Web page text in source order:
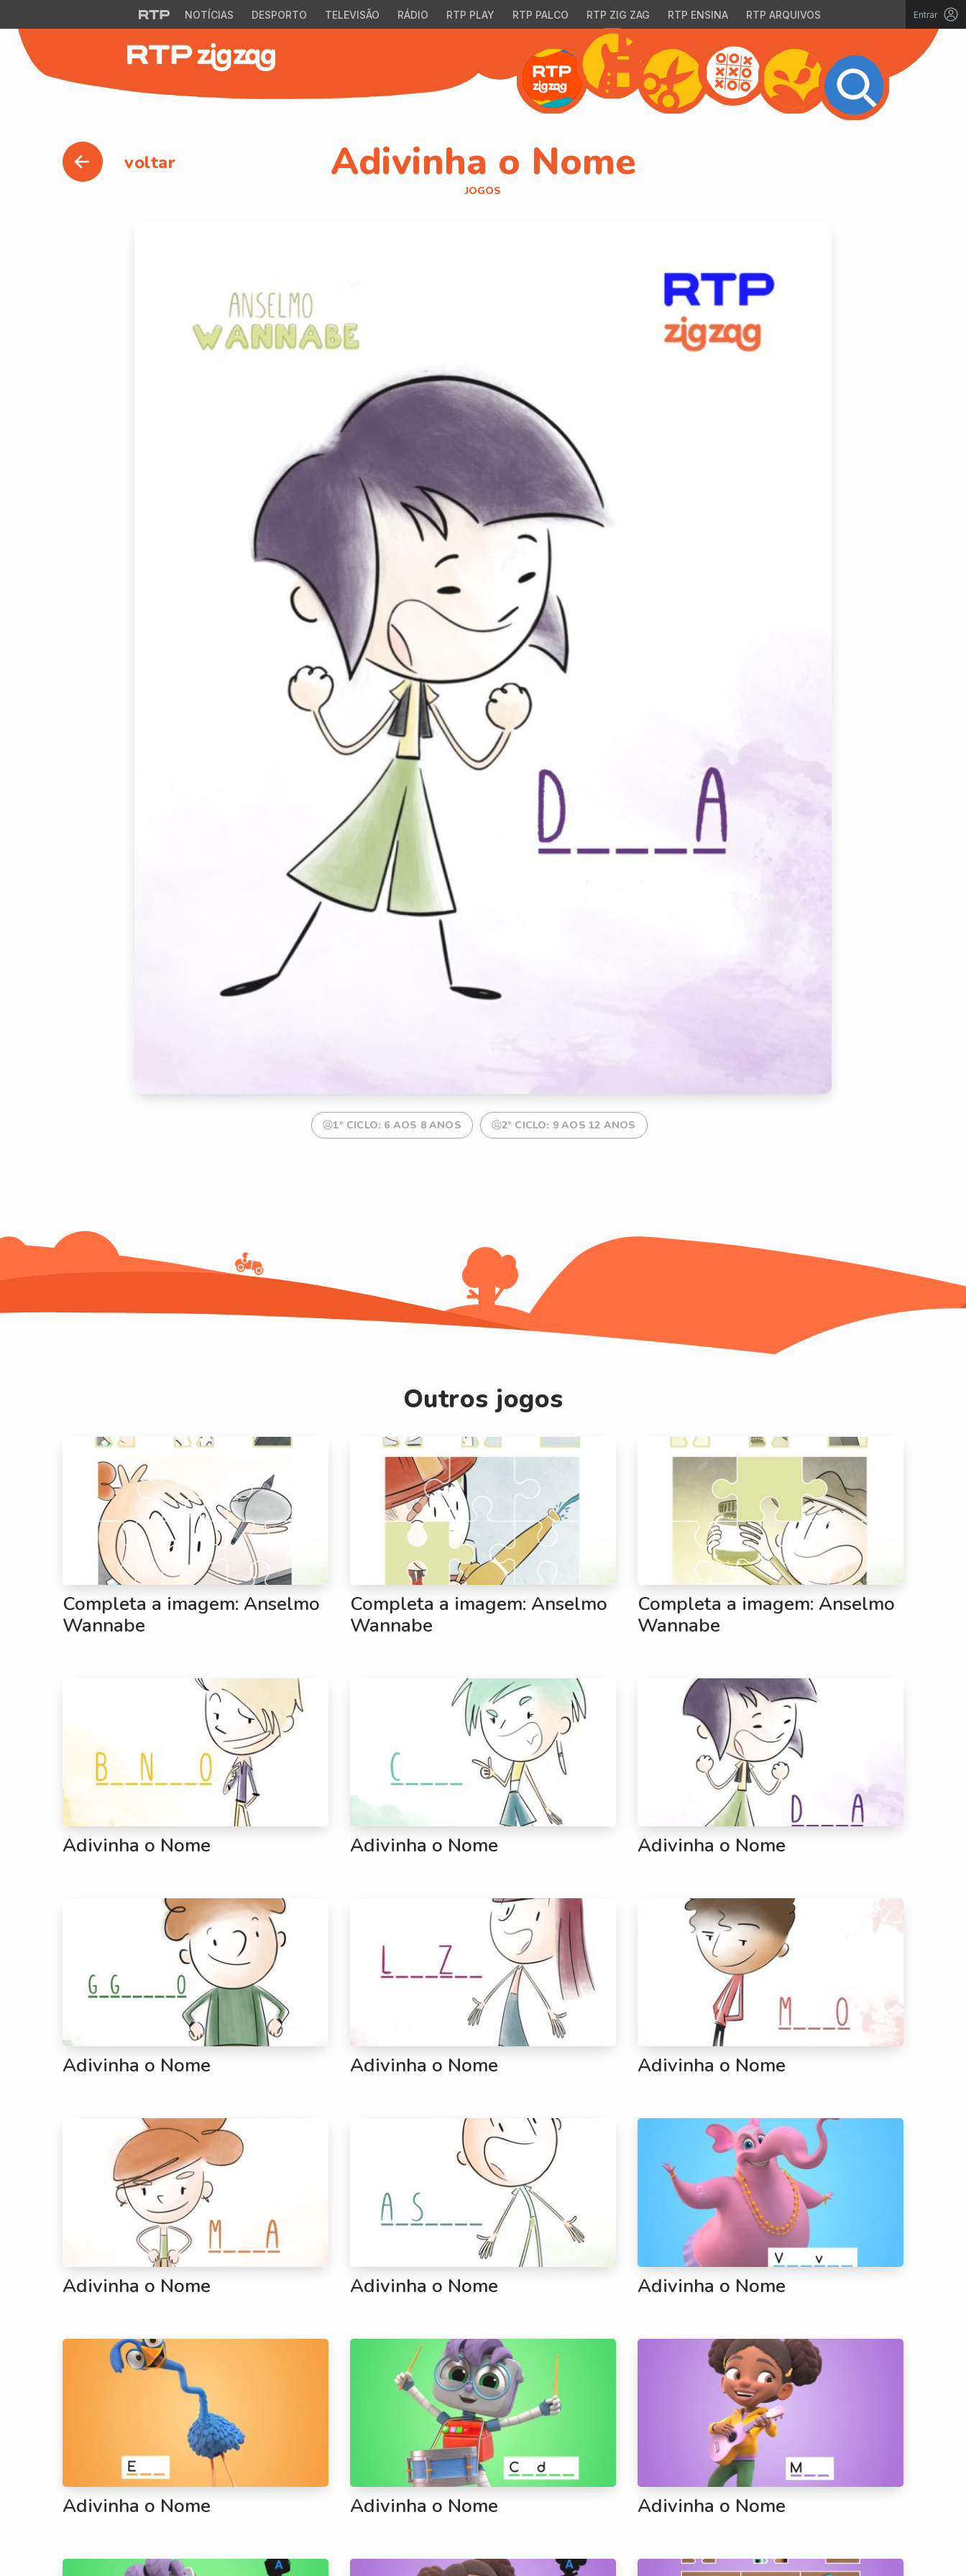
NOTÍCIAS DESPORTO TELEVISÃO RÁDIO RTP PLAY RTP PALCO RTP ZIG ZAG RTP ENSINA RTP ARQUIVOS Entrar
voltar Adivinha o Nome
JOGOS
1º CICLO: 6 AOS 8 ANOS 2º CICLO: 9 AOS 12 ANOS
Outros jogos
Completa a imagem: Anselmo
Wannabe
Completa a imagem: Anselmo
Wannabe
Completa a imagem: Anselmo
Wannabe
Adivinha o Nome Adivinha o Nome Adivinha o Nome
Adivinha o Nome Adivinha o Nome Adivinha o Nome
Adivinha o Nome Adivinha o Nome Adivinha o Nome
Adivinha o Nome Adivinha o Nome Adivinha o Nome